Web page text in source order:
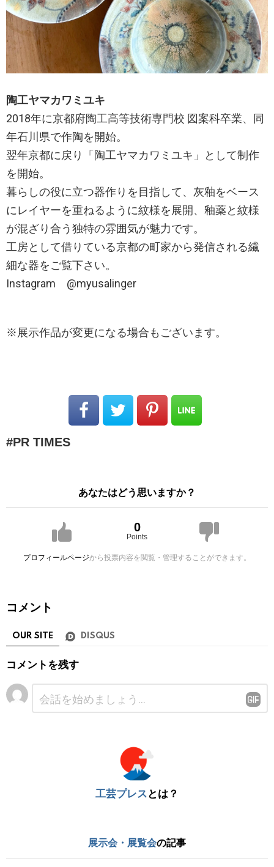
陶工ヤマカワミユキ
2018年に京都府陶工高等技術専門校 図案科卒業、同
年石川県で作陶を開始。
翌年京都に戻り「陶工ヤマカワミユキ」として制作
を開始。
暮らしの役に立つ器作りを目指して、灰釉をベース
にレイヤーを重ねるように紋様を展開、釉薬と紋様
が混ざり合う独特の雰囲気が魅力です。
工房として借りている京都の町家から発信される繊
細な器をご覧下さい。
Instagram @myusalinger
※展示作品が変更になる場合もございます。
PR TIMES
あなたはどう思いますか？
0
Points
プロフィールページから投票内容を閲覧・管理することができます。
コメント
OUR SITE DISQUS
コメントを残す
工芸プレス とは？
展示会・展覧会の記事